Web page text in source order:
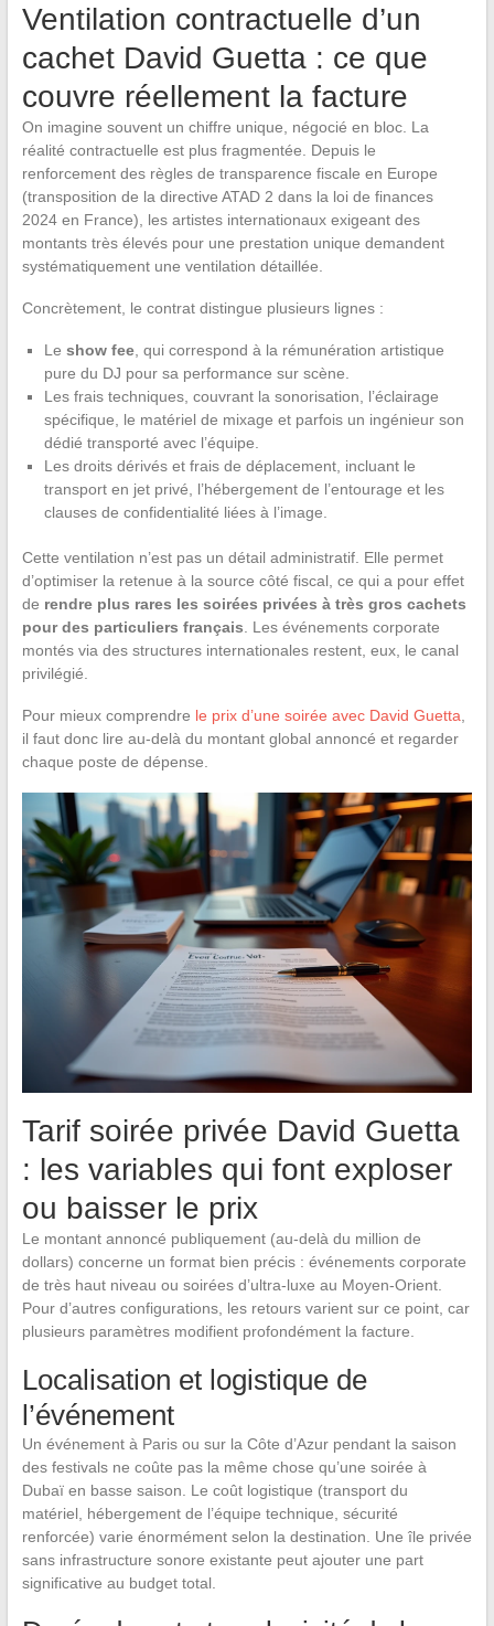
Ventilation contractuelle d’un
cachet David Guetta : ce que
couvre réellement la facture
On imagine souvent un chiffre unique, négocié en bloc. La
réalité contractuelle est plus fragmentée. Depuis le
renforcement des règles de transparence fiscale en Europe
(transposition de la directive ATAD 2 dans la loi de finances
2024 en France), les artistes internationaux exigeant des
montants très élevés pour une prestation unique demandent
systématiquement une ventilation détaillée.
Concrètement, le contrat distingue plusieurs lignes :
Le show fee, qui correspond à la rémunération artistique
pure du DJ pour sa performance sur scène.
Les frais techniques, couvrant la sonorisation, l’éclairage
spécifique, le matériel de mixage et parfois un ingénieur son
dédié transporté avec l’équipe.
Les droits dérivés et frais de déplacement, incluant le
transport en jet privé, l’hébergement de l’entourage et les
clauses de confidentialité liées à l’image.
Cette ventilation n’est pas un détail administratif. Elle permet
d’optimiser la retenue à la source côté fiscal, ce qui a pour effet
de rendre plus rares les soirées privées à très gros cachets
pour des particuliers français . Les événements corporate
montés via des structures internationales restent, eux, le canal
privilégié.
Pour mieux comprendre le prix d’une soirée avec David Guetta
il faut donc lire au-delà du montant global annoncé et regarder
chaque poste de dépense.
Tarif soirée privée David Guetta
: les variables qui font exploser
ou baisser le prix
Le montant annoncé publiquement (au-delà du million de
dollars) concerne un format bien précis : événements corporate
de très haut niveau ou soirées d’ultra-luxe au Moyen-Orient.
Pour d’autres configurations, les retours varient sur ce point, car
plusieurs paramètres modifient profondément la facture.
Localisation et logistique de
l’événement
Un événement à Paris ou sur la Côte d’Azur pendant la saison
des festivals ne coûte pas la même chose qu’une soirée à
Dubaï en basse saison. Le coût logistique (transport du
matériel, hébergement de l’équipe technique, sécurité
renforcée) varie énormément selon la destination. Une île privée
sans infrastructure sonore existante peut ajouter une part
significative au budget total.